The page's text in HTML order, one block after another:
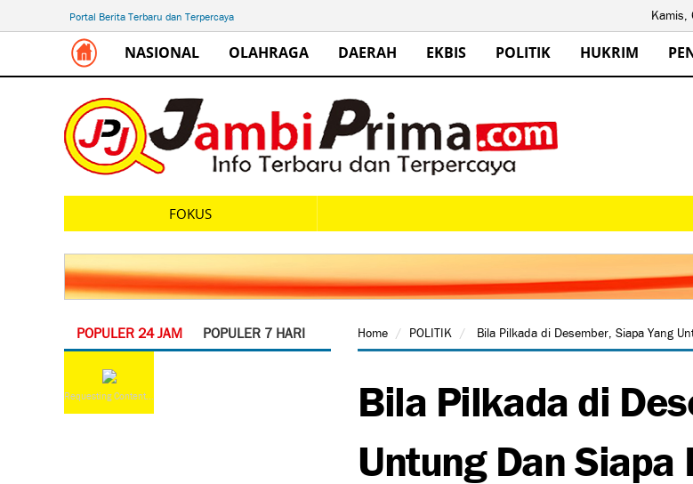
Portal Berita Terbaru dan Terpercaya Kamis,
NASIONAL OLAHRAGA DAERAH EKBIS POLITIK HUKRIM
FOKUS
POPULER 24 JAM POPULER 7 HARI
Requesting Content...
Home POLITIK Bila Pilkada di Desember, Siapa Yang
Bila Pilkada di
Untung Dan Siapa